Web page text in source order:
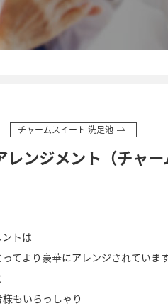
チャームスイート 洗足池
ンジメント（チャー
トは
てより豪華にアレンジされています
もいらっしゃり